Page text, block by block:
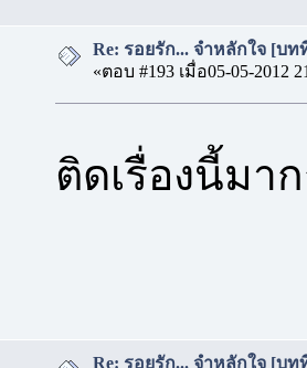
Re: รอยรัก... จำหลักใจ [บท
«ตอบ #193 เมื่อ05-05-2012
ติดเรื่องนี้มา
Re: รอยรัก... จำหลักใจ [บท